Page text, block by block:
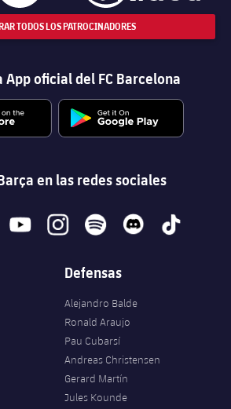
TODOS LOS PATROCINADORES
App oficial del FC Barcelona
en las redes sociales
youtubeinstagramspotify discord tiktok
Defensas
Alejandro Balde
Ronald Araujo
Pau Cubarsí
Andreas Christensen
Gerard Martín
Jules Kounde